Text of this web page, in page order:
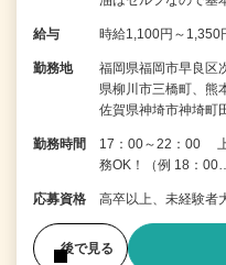
給与 時給1,100円～1,350
勤務地
福岡県福岡市早良区
県柳川市三橋町、熊
佐賀県神埼市神埼町
勤務時間
17：00～22：00
務OK！（例 18：
応募資格 高卒以上、未経験者
後で見る